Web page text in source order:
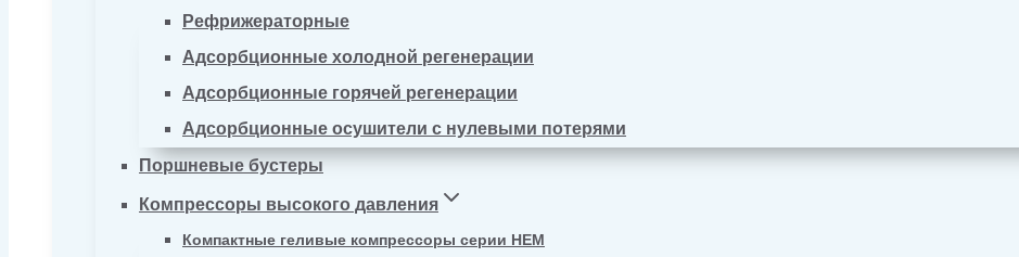
Рефрижераторные
Адсорбционные холодной регенерации
Адсорбционные горячей регенерации
Адсорбционные осушители с нулевыми потерями
Поршневые бустеры
Компрессоры высокого давления
Компактные геливые компрессоры серии HEM